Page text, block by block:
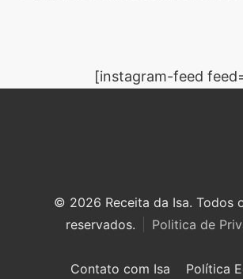
[instagram-feed
© 2026 Receita da Isa. Todos
reservados.
Politica de
Contato com Isa Política